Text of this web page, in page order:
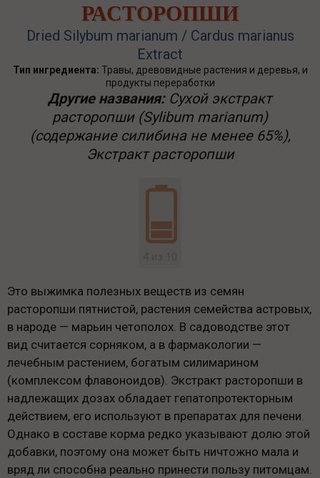
РАСТОРОПШИ
Dried Silybum marianum / Cardus marianus
Extract
Тип ингредиента: Травы, древовидные растения и деревья, и
продукты переработки
Другие названия:Сухой экстракт
расторопши (Sylibum marianum)
(содержание силибина не менее 65%),
Экстракт расторопши
Это выжимка полезных веществ из семян
расторопши пятнистой, растения семейства астровых,
в народе — марьин четополох. В садоводстве этот
вид считается сорняком, а в фармакологии —
лечебным растением, богатым силимарином
(комплексом флавоноидов). Экстракт расторопши в
надлежащих дозах обладает гепатопротекторным
действием, его используют в препаратах для печени.
Однако в составе корма редко указывают долю этой
добавки, поэтому она может быть ничтожно мала и
вряд ли способна реально принести пользу питомцам.